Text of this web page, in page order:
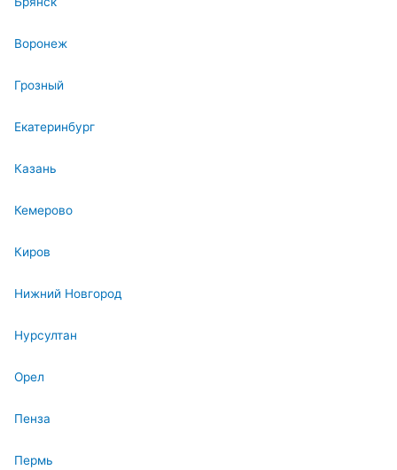
Воронеж
Грозный
Екатеринбург
Казань
Кемерово
Киров
Нижний Новгород
Нурсултан
Орел
Пенза
Пермь